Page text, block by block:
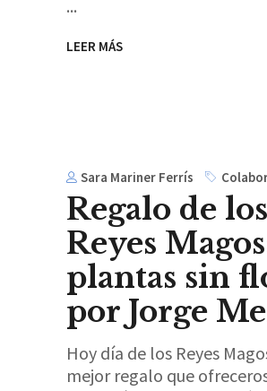
LEER MÁS
Sara Mariner Ferrís
Regalo de los
Reyes
plantas sin
por Jorge
Hoy día de los Reyes
mejor regalo que